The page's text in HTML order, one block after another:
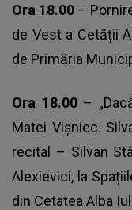
Ora 18.00 –
de Vest a Cetății
de Primăria
Ora 18.00 –
Matei Vișniec.
recital – Silvan
Alexievici, la
din Cetatea Alba